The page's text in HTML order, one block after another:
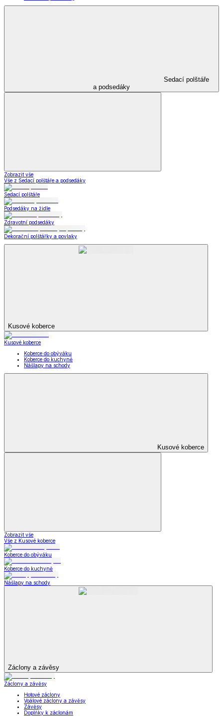
Sedací polštáře
a podsedáky
Zobrazit vše
Vše z Sedací polštáře a podsedáky
Sedací polštáře
Podsedáky na židle
Zdravotní podsedáky
Dekorační polštářky a povlaky
Kusové koberce
Kusové koberce
Koberce do obýváku
Koberce do kuchyně
Nášlapy na schody
Kusové koberce
Zobrazit vše
Vše z Kusové koberce
Koberce do obýváku
Koberce do kuchyně
Nášlapy na schody
Záclony a závěsy
Záclony a závěsy
Hotové záclony
Voálové záclony a závěsy
Závěsy
Doplňky k záclonám